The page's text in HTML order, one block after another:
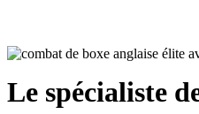
Le spécialiste